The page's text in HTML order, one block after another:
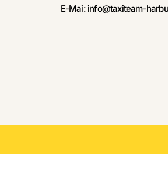
E-Mai: info@taxiteam-